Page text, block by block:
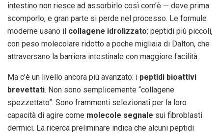
intestino non riesce ad assorbirlo così com’è — deve prima
scomporlo, e gran parte si perde nel processo. Le formule
moderne usano il collagene idrolizzato: peptidi più piccoli,
con peso molecolare ridotto a poche migliaia di Dalton, che
attraversano la barriera intestinale con maggiore facilità.
Ma c’è un livello ancora più avanzato: i peptidi bioattivi
brevettati. Non sono semplicemente “collagene
spezzettato”. Sono frammenti selezionati per la loro
capacità di agire come molecole segnale sui fibroblasti
dermici. La ricerca preliminare indica che alcuni peptidi